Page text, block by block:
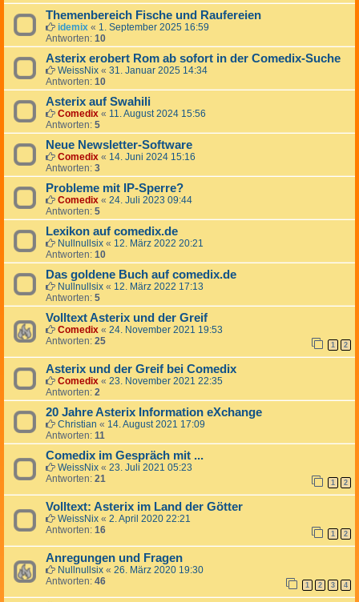
Themenbereich Fische und Raufereien
idemix « 1. September 2025 16:59
Antworten: 10
Asterix erobert Rom ab sofort in der Comedix-Suche
WeissNix « 31. Januar 2025 14:34
Antworten: 10
Asterix auf Swahili
Comedix « 11. August 2024 15:56
Antworten: 5
Neue Newsletter-Software
Comedix « 14. Juni 2024 15:16
Antworten: 3
Probleme mit IP-Sperre?
Comedix « 24. Juli 2023 09:44
Antworten: 5
Lexikon auf comedix.de
Nullnullsix « 12. März 2022 20:21
Antworten: 10
Das goldene Buch auf comedix.de
Nullnullsix « 12. März 2022 17:13
Antworten: 5
Volltext Asterix und der Greif
Comedix « 24. November 2021 19:53
Antworten: 25 1 2
Asterix und der Greif bei Comedix
Comedix « 23. November 2021 22:35
Antworten: 2
20 Jahre Asterix Information eXchange
Christian « 14. August 2021 17:09
Antworten: 11
Comedix im Gespräch mit ...
WeissNix « 23. Juli 2021 05:23
Antworten: 21 1 2
Volltext: Asterix im Land der Götter
WeissNix « 2. April 2020 22:21
Antworten: 16 1 2
Anregungen und Fragen
Nullnullsix « 26. März 2020 19:30
Antworten: 46 1 2 3 4